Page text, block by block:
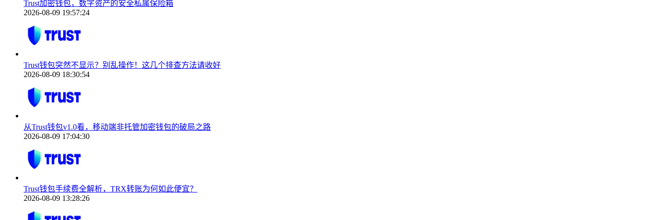
Trust加密钱包，数字资产的安全私属保险箱
2026-08-09 19:57:24
Trust钱包突然不显示？别乱操作！这几个排查方法请收好
2026-08-09 18:30:54
从Trust钱包v1.0看，移动端非托管加密钱包的破局之路
2026-08-09 17:04:30
Trust钱包手续费全解析，TRX转账为何如此便宜？
2026-08-09 13:28:26